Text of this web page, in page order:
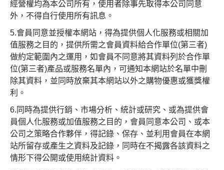
經營權均為本公司所有，使用者除事先取得本公司同意
外，不得自行使用所有訊息。
5.會員同意並授權本網站，得為提供個人化服務或相關加
值服務之目的，提供所需之會員資料給合作單位(第三者)
做約定範圍內之運用，如會員不同意將其資料列於合作單
位(第三者)產品或服務名單內，可通知本網站於名單中刪
除其資料，並同時放棄其本網站以外之購物優惠或獲獎權
利。
6.同時為提供行銷、市場分析、統計或研究、或為提供會
員個人化服務或加值服務之目的，會員同意本公司、或本
公司之策略合作夥伴，得記錄、保存、並利用會員在本網
站所留存或產生之資料及記錄，同時在不揭露各該資料之
情形下得公開或使用統計資料。